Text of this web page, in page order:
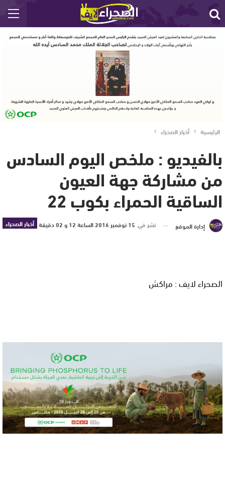
الرئيسية أخبار الصحراء
بالفيديو : ملخص اليوم السادس
من مشاركة جهة العيون
الساقية الحمراء بكوب 22
أخبار الصحراء إدارة الموقع نشر في 15 نوفمبر 2016 الساعة 12 و 02 دقيقة
الصحراء لايف : مراكش